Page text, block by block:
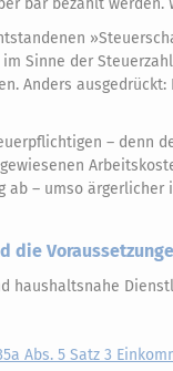
Sinne der
Anders
– denn
– umso
die
haushaltsnahe
Abs. 5 Satz 3